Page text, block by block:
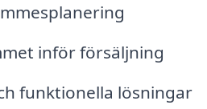
inför försäljning
funktionella lösningar